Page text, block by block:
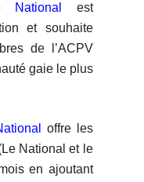
National
est
et souhaite
de l’ACPV
gaie le plus
offre les
National et le
en ajoutant